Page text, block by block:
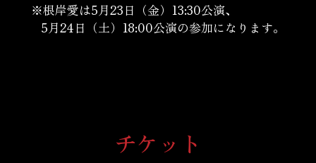
※根岸愛は5月23日（金）13:30公演、
5月24日（土）18:00公演の参加になります。
チケット